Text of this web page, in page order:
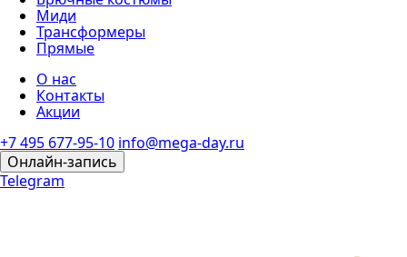
Миди
Трансформеры
Прямые
О нас
Контакты
Акции
+7 495 677-95-10 info@mega-day.ru
Онлайн-запись
Telegram